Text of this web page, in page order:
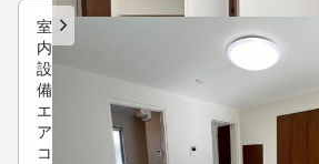
室
内
設
備
エ
ア
コ